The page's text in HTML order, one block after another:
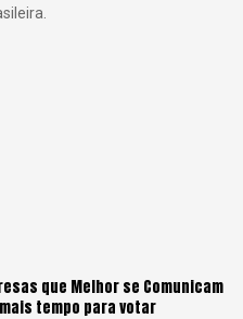
que Melhor se Comunicam
tempo para votar